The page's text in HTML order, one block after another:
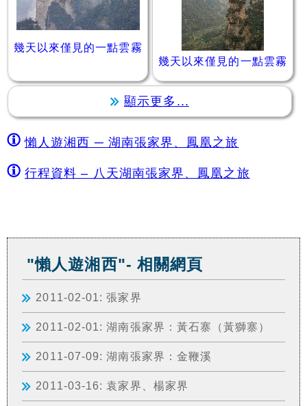
幾天以來僅見的一點雲霧
幾天以來僅見的一點雲霧
顯示更多...
懶人遊湘西 ─ 湖南張家界、鳳凰之旅
行程資料 – 八天湖南張家界、鳳凰之旅
"懶人遊湘西"- 相關網頁
2011-02-01: 張家界
2011-02-01: 湖南張家界：黃石寨（黃獅寨）
2011-07-09: 湖南張家界：金鞭溪
2011-03-16: 袁家界、楊家界